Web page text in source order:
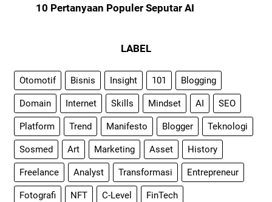
10 Pertanyaan Populer Seputar AI
LABEL
Otomotif Bisnis Insight 101 Blogging
Domain Internet Skills Mindset AI SEO
Platform Trend Manifesto Blogger Teknologi
Sosmed Art Marketing Asset History
Freelance Analyst Transformasi Entrepreneur
Fotografi NFT C-Level FinTech